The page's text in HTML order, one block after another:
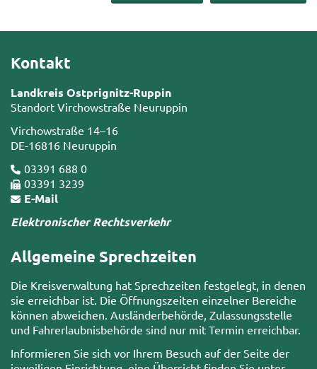
Kontakt
Landkreis Ostprignitz-Ruppin
Standort Virchowstraße Neuruppin
Virchowstraße 14–16
DE-16816 Neuruppin
03391 688 0
03391 3239
E-Mail
Elektronischer Rechtsverkehr
Allgemeine Sprechzeiten
Die Kreisverwaltung hat Sprechzeiten festgelegt, in denen
sie erreichbar ist. Die Öffnungszeiten einzelner Bereiche
können abweichen. Ausländerbehörde, Zulassungsstelle
und Fahrerlaubnisbehörde sind nur mit Termin erreichbar.
Informieren Sie sich vor Ihrem Besuch auf der Seite der